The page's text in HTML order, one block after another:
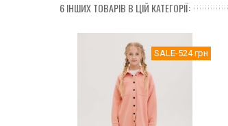
6 ІНШИХ ТОВАРІВ В ЦІЙ КАТЕГОРІЇ:
SALE-524 грн